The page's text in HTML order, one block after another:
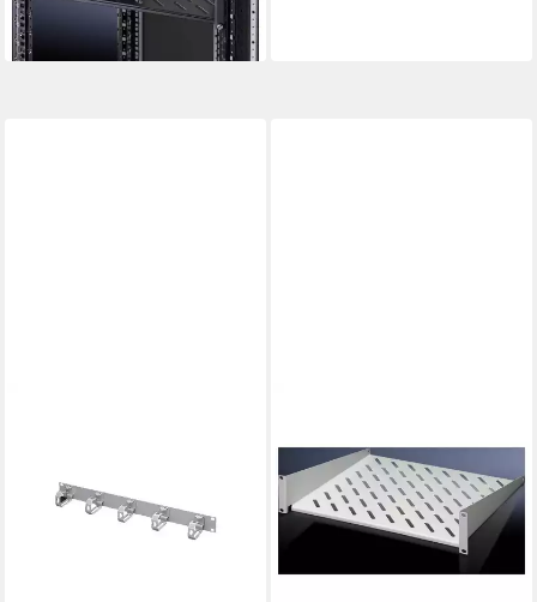
ab 48,94 €
lieferbar - in 2-3 Werktagen bei dir